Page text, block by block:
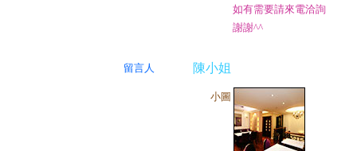
如有需要請來電洽詢
謝謝^^
留言人 陳小姐
小圖